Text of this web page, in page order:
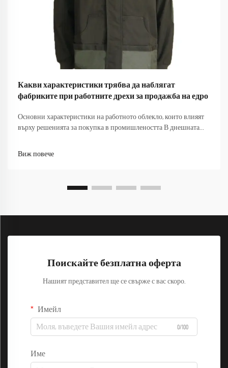
Какви характеристики трябва да наблягат
фабриките при работните дрехи за продажба на едро
Основни характеристики на работното облекло, които влияят
върху решенията за покупка в промишлеността В днешната
Виж повече
Поискайте безплатна оферта
Нашият представител ще се свърже с вас скоро.
Имейл
0/100
Име